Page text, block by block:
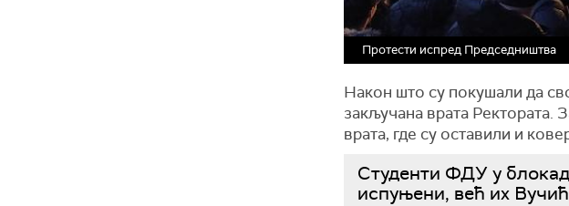
Протести испред Председништва
Након што су покушали да
закључана врата Ректората.
врата, где су оставили и
Студенти ФДУ у
испуњени, већ их